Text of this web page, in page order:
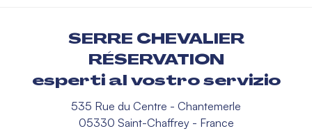
SERRE CHEVALIER
RÉSERVATION
esperti al vostro servizio
535 Rue du Centre - Chantemerle
05330 Saint-Chaffrey - France